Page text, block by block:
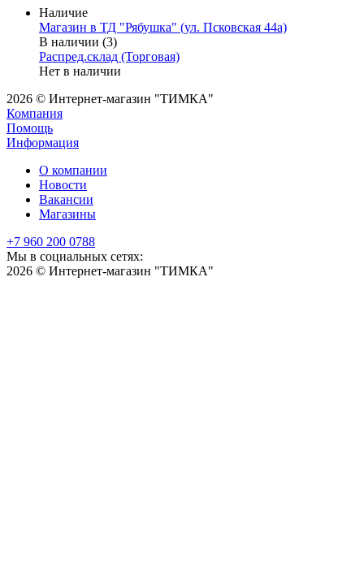
Наличие
Магазин в ТД "Рябушка" (ул. Псковская 44а)
В наличии (3)
Распред.склад (Торговая)
Нет в наличии
2026 © Интернет-магазин "ТИМКА"
Компания
Помощь
Информация
О компании
Новости
Вакансии
Магазины
+7 960 200 0788
Мы в социальных сетях:
2026 © Интернет-магазин "ТИМКА"